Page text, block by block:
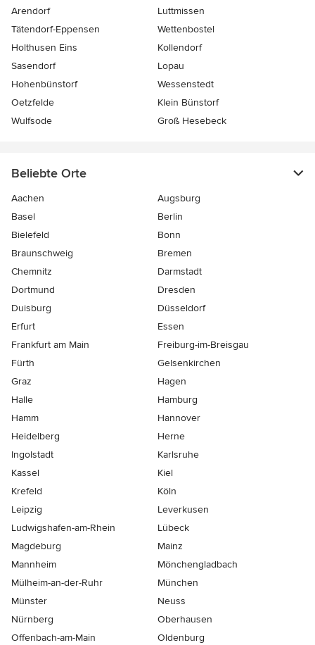
Arendorf
Luttmissen
Tätendorf-Eppensen
Wettenbostel
Holthusen Eins
Kollendorf
Sasendorf
Lopau
Hohenbünstorf
Wessenstedt
Oetzfelde
Klein Bünstorf
Wulfsode
Groß Hesebeck
Beliebte Orte
Aachen
Augsburg
Basel
Berlin
Bielefeld
Bonn
Braunschweig
Bremen
Chemnitz
Darmstadt
Dortmund
Dresden
Duisburg
Düsseldorf
Erfurt
Essen
Frankfurt am Main
Freiburg-im-Breisgau
Fürth
Gelsenkirchen
Graz
Hagen
Halle
Hamburg
Hamm
Hannover
Heidelberg
Herne
Ingolstadt
Karlsruhe
Kassel
Kiel
Krefeld
Köln
Leipzig
Leverkusen
Ludwigshafen-am-Rhein
Lübeck
Magdeburg
Mainz
Mannheim
Mönchen­gladbach
Mülheim-an-der-Ruhr
München
Münster
Neuss
Nürnberg
Oberhausen
Offenbach-am-Main
Oldenburg